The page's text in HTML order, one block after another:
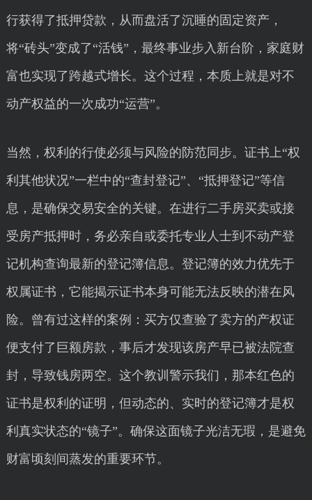
行获得了抵押贷款，从而盘活了沉睡的固定资产，
将“砖头”变成了“活钱”，最终事业步入新台阶，家庭财
富也实现了跨越式增长。这个过程，本质上就是对不
动产权益的一次成功“运营”。
当然，权利的行使必须与风险的防范同步。证书上“权
利其他状况”一栏中的“查封登记”、“抵押登记”等信
息，是确保交易安全的关键。在进行二手房买卖或接
受房产抵押时，务必亲自或委托专业人士到不动产登
记机构查询最新的登记簿信息。登记簿的效力优先于
权属证书，它能揭示证书本身可能无法反映的潜在风
险。曾有过这样的案例：买方仅查验了卖方的产权证
便支付了巨额房款，事后才发现该房产早已被法院查
封，导致钱房两空。这个教训警示我们，那本红色的
证书是权利的证明，但动态的、实时的登记簿才是权
利真实状态的“镜子”。确保这面镜子光洁无瑕，是避免
财富顷刻间蒸发的重要环节。